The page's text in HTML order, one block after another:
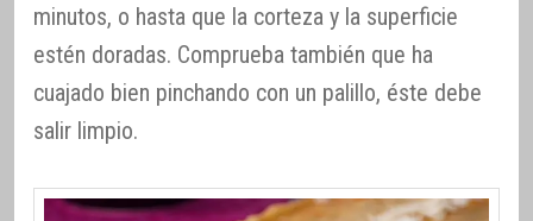
minutos, o hasta que la corteza y la superficie
estén doradas. Comprueba también que ha
cuajado bien pinchando con un palillo, éste debe
salir limpio.